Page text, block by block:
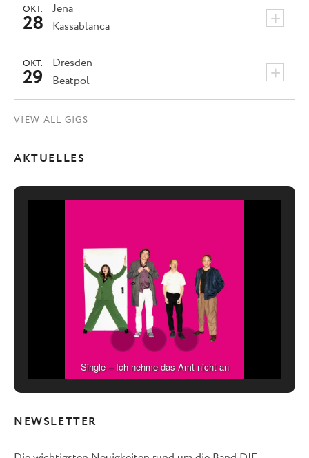
Jena +
OKT.
28 Kassablanca
Dresden +
OKT.
29 Beatpol
VIEW ALL GIGS
AKTUELLES
Single – Ich nehme das Amt nicht an
NEWSLETTER